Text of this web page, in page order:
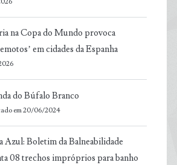
na Copa do Mundo provoca
em cidades da Espanha
do Búfalo Branco
em 20/06/2024
Azul: Boletim da Balneabilidade
08 trechos impróprios para banho